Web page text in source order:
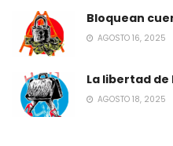
Bloquean
AGOSTO 16, 2025
La libertad de
AGOSTO 18, 2025